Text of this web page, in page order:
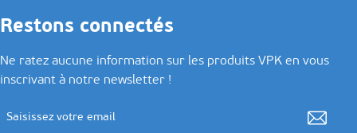
Restons connectés
Ne ratez aucune information sur les produits VPK en vous
inscrivant à notre newsletter !